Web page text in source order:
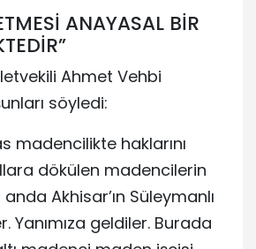
ANAYASAL BİR
Ahmet Vehbi
söyledi:
madencilikte haklarını
dökülen madencilerin
Akhisar’ın Süleymanlı
Yanımıza geldiler. Burada